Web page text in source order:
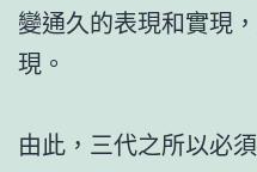
變通久的表現和實現
現。
由此，三代之所以必